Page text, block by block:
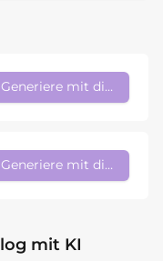
Generiere mit diesem Stil
Generiere mit diesem Stil
mit KI